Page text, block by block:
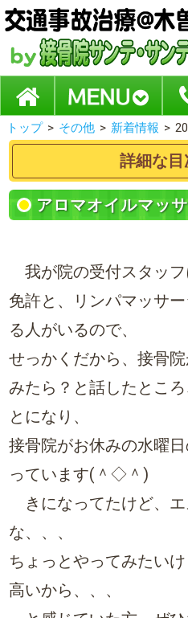
トップ > その他 > 新着情報 >
詳細な
アロマオイルマッ
我が院の受付スタッ
免許と、リンパマッサ
る人がいるので、
せっかくだから、接骨
みたら？と話したとこ
とになり、
接骨院がお休みの水曜
っています(＾◇＾)
きになってたけど、
な、、、
ちょっとやってみたい
高いから、、、